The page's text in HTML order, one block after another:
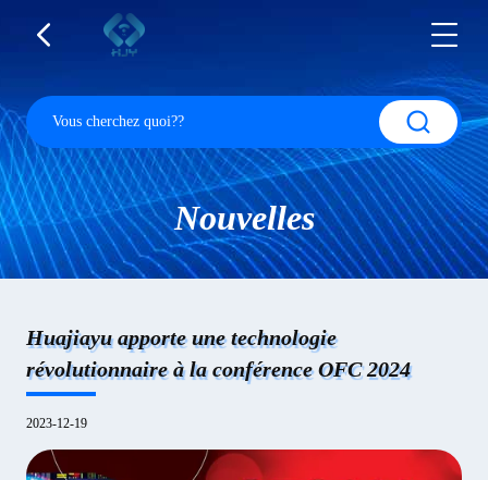
Nouvelles
Huajiayu apporte une technologie
révolutionnaire à la conférence OFC 2024
2023-12-19